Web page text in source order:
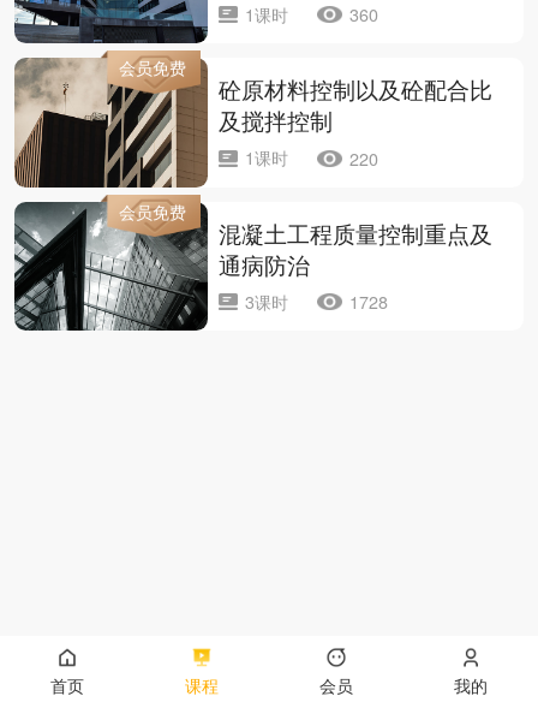
1课时 360
会员免费
砼原材料控制以及砼配合比
及搅拌控制
1课时 220
会员免费
混凝土工程质量控制重点及
通病防治
3课时 1728
首页 课程 会员 我的